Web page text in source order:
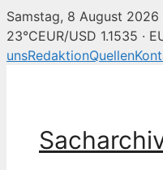
Samstag, 8 August 2026
23°CEUR/USD 1.1535 ·
unsRedaktionQuellen